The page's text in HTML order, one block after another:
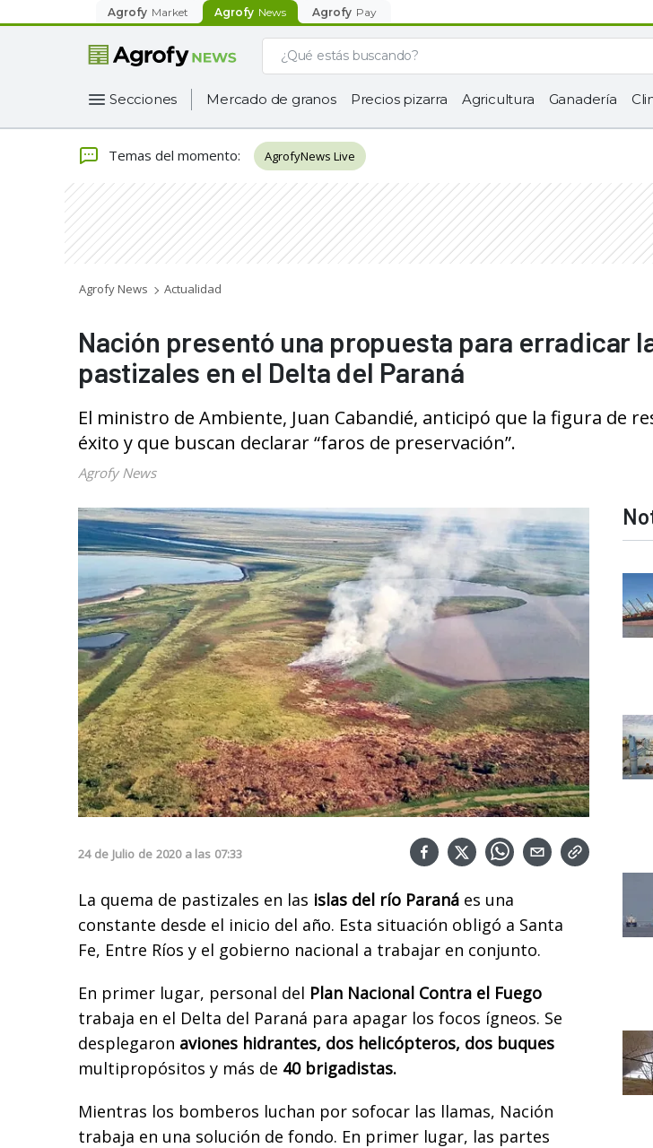
Agrofy Market Agrofy News Agrofy Pay
Secciones Mercado de granos Precios pizarra Agricultura Ganadería
Temas del momento: AgrofyNews Live
Agrofy News Actualidad
Nación presentó una propuesta para erradicar
pastizales en el Delta del Paraná
El ministro de Ambiente, Juan Cabandié, anticipó que la figura de
éxito y que buscan declarar “faros de preservación”.
Agrofy News
24 de Julio de 2020 a las 07:33
La quema de pastizales en las islas del río Paraná es una
constante desde el inicio del año. Esta situación obligó a Santa
Fe, Entre Ríos y el gobierno nacional a trabajar en conjunto.
En primer lugar, personal del Plan Nacional Contra el Fuego
trabaja en el Delta del Paraná para apagar los focos ígneos. Se
desplegaron aviones hidrantes, dos helicópteros, dos buques
multipropósitos y más de 40 brigadistas.
Mientras los bomberos luchan por sofocar las llamas, Nación
trabaja en una solución de fondo. En primer lugar, las partes